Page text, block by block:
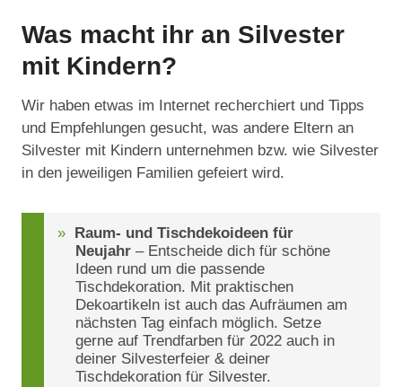
Was macht ihr an Silvester
mit Kindern?
Wir haben etwas im Internet recherchiert und Tipps
und Empfehlungen gesucht, was andere Eltern an
Silvester mit Kindern unternehmen bzw. wie Silvester
in den jeweiligen Familien gefeiert wird.
Raum- und Tischdekoideen für
Neujahr – Entscheide dich für schöne
Ideen rund um die passende
Tischdekoration. Mit praktischen
Dekoartikeln ist auch das Aufräumen am
nächsten Tag einfach möglich. Setze
gerne auf Trendfarben für 2022 auch in
deiner Silvesterfeier & deiner
Tischdekoration für Silvester.